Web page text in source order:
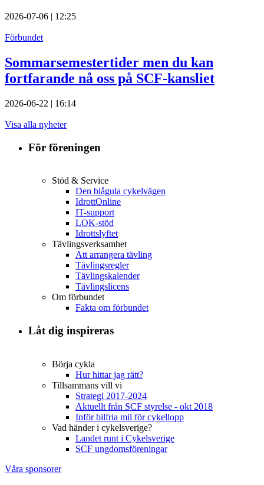
2026-07-06 | 12:25
Förbundet
Sommarsemestertider men du kan
fortfarande nå oss på SCF-kansliet
2026-06-22 | 16:14
Visa alla nyheter
För föreningen
Stöd & Service
Den blågula cykelvägen
IdrottOnline
IT-support
LOK-stöd
Idrottslyftet
Tävlingsverksamhet
Att arrangera tävling
Tävlingsregler
Tävlingskalender
Tävlingslicens
Om förbundet
Fakta om förbundet
Låt dig inspireras
Börja cykla
Hur hittar jag rätt?
Tillsammans vill vi
Strategi 2017-2024
Aktuellt från SCF styrelse - okt 2018
Inför bilfria mil för cykellopp
Vad händer i cykelsverige?
Landet runt i Cykelsverige
SCF ungdomsföreningar
Våra sponsorer